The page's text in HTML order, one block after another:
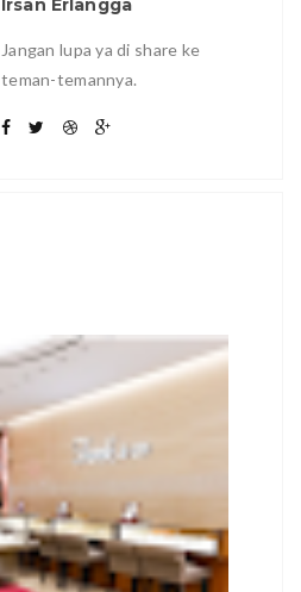
Irsan Erlangga
Jangan lupa ya di share ke
teman-temannya.